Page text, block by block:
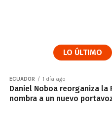
LO ÚLTIMO
ECUADOR 1 día ago
Daniel Noboa reorganiza la
nombra a un nuevo